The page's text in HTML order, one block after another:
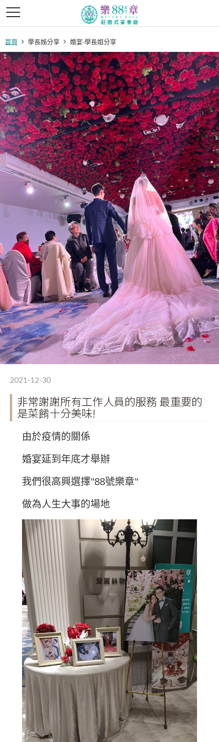
首頁 學長姊分享 婚宴-學長姐分享
2021-12-30
非常謝謝所有工作人員的服務 最重要的
是菜餚十分美味!
由於疫情的關係
婚宴延到年底才舉辦
我們很高興選擇"88號樂章"
做為人生大事的場地